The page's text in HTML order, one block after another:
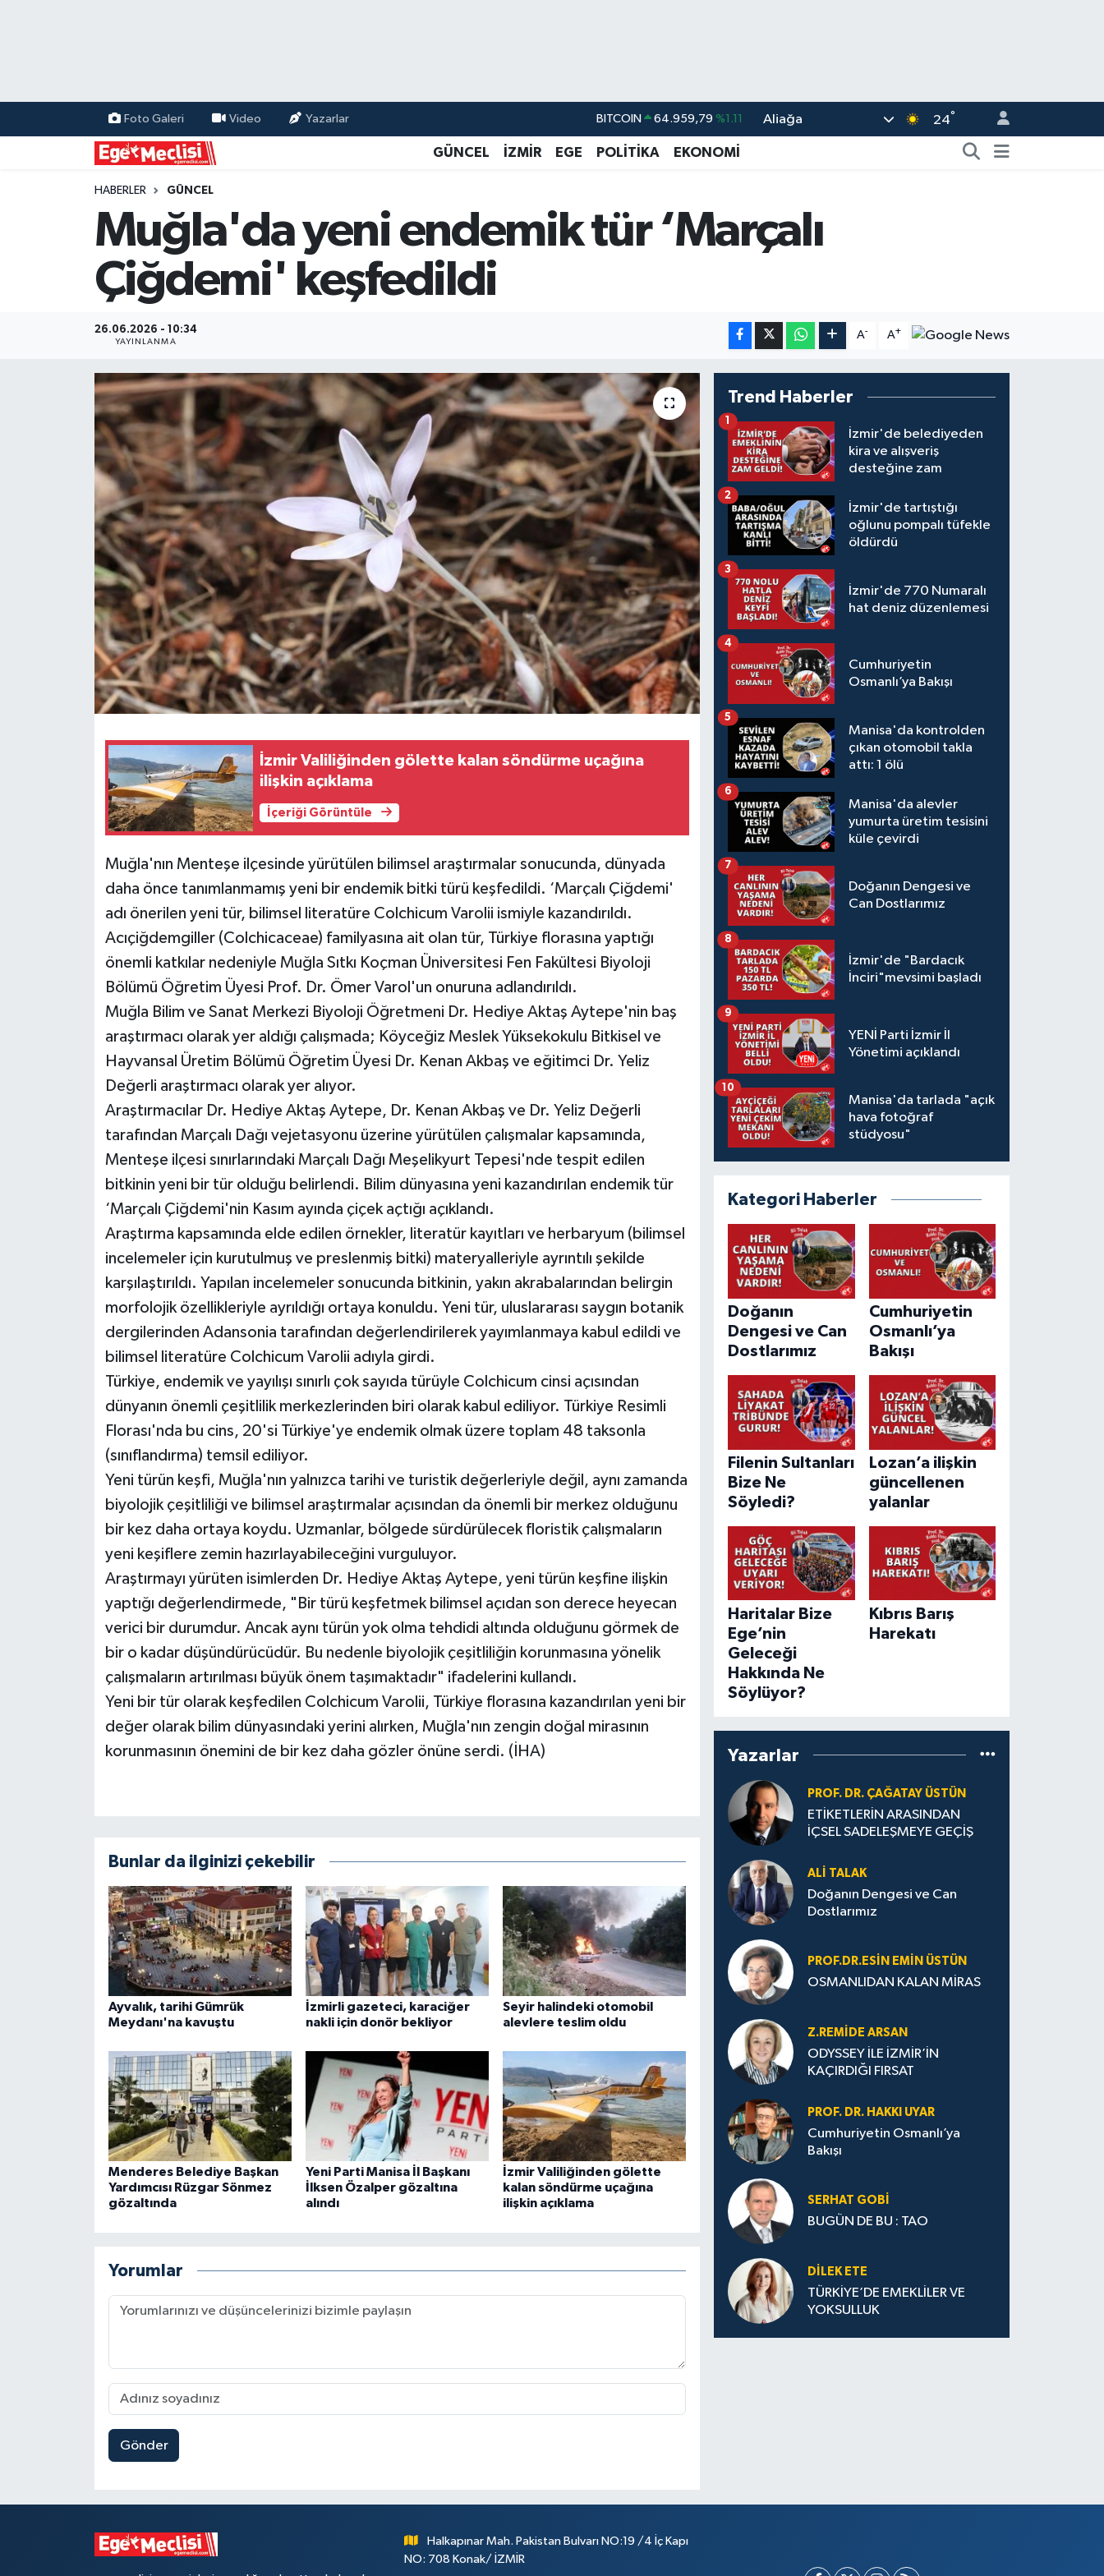
Foto Galeri Video Yazarlar
BITCOIN 64.959,79 %1.11
EURO 55,2510 %0.32
GRAM ALTIN 6660.55 %0.03
BİST100 13.779 %-14
Aliağa 24°
GÜNCEL İZMİR EGE POLİTİKA EKONOMİ
HABERLER GÜNCEL
Muğla'da yeni endemik tür ‘Marçalı
Çiğdemi' keşfedildi
26.06.2026 - 10:34
YAYINLANMA
A- A+
İzmir Valiliğinden gölette kalan söndürme uçağına
ilişkin açıklama
İçeriği Görüntüle
Muğla'nın Menteşe ilçesinde yürütülen bilimsel araştırmalar sonucunda, dünyada
daha önce tanımlanmamış yeni bir endemik bitki türü keşfedildi. ‘Marçalı Çiğdemi'
adı önerilen yeni tür, bilimsel literatüre Colchicum Varolii ismiyle kazandırıldı.
Acıçiğdemgiller (Colchicaceae) familyasına ait olan tür, Türkiye florasına yaptığı
önemli katkılar nedeniyle Muğla Sıtkı Koçman Üniversitesi Fen Fakültesi Biyoloji
Bölümü Öğretim Üyesi Prof. Dr. Ömer Varol'un onuruna adlandırıldı.
Muğla Bilim ve Sanat Merkezi Biyoloji Öğretmeni Dr. Hediye Aktaş Aytepe'nin baş
araştırmacı olarak yer aldığı çalışmada; Köyceğiz Meslek Yüksekokulu Bitkisel ve
Hayvansal Üretim Bölümü Öğretim Üyesi Dr. Kenan Akbaş ve eğitimci Dr. Yeliz
Değerli araştırmacı olarak yer alıyor.
Araştırmacılar Dr. Hediye Aktaş Aytepe, Dr. Kenan Akbaş ve Dr. Yeliz Değerli
tarafından Marçalı Dağı vejetasyonu üzerine yürütülen çalışmalar kapsamında,
Menteşe ilçesi sınırlarındaki Marçalı Dağı Meşelikyurt Tepesi'nde tespit edilen
bitkinin yeni bir tür olduğu belirlendi. Bilim dünyasına yeni kazandırılan endemik tür
‘Marçalı Çiğdemi'nin Kasım ayında çiçek açtığı açıklandı.
Araştırma kapsamında elde edilen örnekler, literatür kayıtları ve herbaryum (bilimsel
incelemeler için kurutulmuş ve preslenmiş bitki) materyalleriyle ayrıntılı şekilde
karşılaştırıldı. Yapılan incelemeler sonucunda bitkinin, yakın akrabalarından belirgin
morfolojik özellikleriyle ayrıldığı ortaya konuldu. Yeni tür, uluslararası saygın botanik
dergilerinden Adansonia tarafından değerlendirilerek yayımlanmaya kabul edildi ve
bilimsel literatüre Colchicum Varolii adıyla girdi.
Türkiye, endemik ve yayılışı sınırlı çok sayıda türüyle Colchicum cinsi açısından
dünyanın önemli çeşitlilik merkezlerinden biri olarak kabul ediliyor. Türkiye Resimli
Florası'nda bu cins, 20'si Türkiye'ye endemik olmak üzere toplam 48 taksonla
(sınıflandırma) temsil ediliyor.
Yeni türün keşfi, Muğla'nın yalnızca tarihi ve turistik değerleriyle değil, aynı zamanda
biyolojik çeşitliliği ve bilimsel araştırmalar açısından da önemli bir merkez olduğunu
bir kez daha ortaya koydu. Uzmanlar, bölgede sürdürülecek floristik çalışmaların
yeni keşiflere zemin hazırlayabileceğini vurguluyor.
Araştırmayı yürüten isimlerden Dr. Hediye Aktaş Aytepe, yeni türün keşfine ilişkin
yaptığı değerlendirmede, "Bir türü keşfetmek bilimsel açıdan son derece heyecan
verici bir durumdur. Ancak aynı türün yok olma tehdidi altında olduğunu görmek de
bir o kadar düşündürücüdür. Bu nedenle biyolojik çeşitliliğin korunmasına yönelik
çalışmaların artırılması büyük önem taşımaktadır" ifadelerini kullandı.
Yeni bir tür olarak keşfedilen Colchicum Varolii, Türkiye florasına kazandırılan yeni bir
değer olarak bilim dünyasındaki yerini alırken, Muğla'nın zengin doğal mirasının
korunmasının önemini de bir kez daha gözler önüne serdi. (İHA)
Bunlar da ilginizi çekebilir
Ayvalık, tarihi Gümrük
Meydanı'na kavuştu
İzmirli gazeteci, karaciğer
nakli için donör bekliyor
Seyir halindeki otomobil
alevlere teslim oldu
Menderes Belediye Başkan
Yardımcısı Rüzgar Sönmez
gözaltında
Yeni Parti Manisa İl Başkanı
İlksen Özalper gözaltına
alındı
İzmir Valiliğinden gölette
kalan söndürme uçağına
ilişkin açıklama
Yorumlar
Gönder
Trend Haberler
İzmir'de belediyeden
kira ve alışveriş
desteğine zam
1
İzmir'de tartıştığı
oğlunu pompalı tüfekle
öldürdü
2
İzmir'de 770 Numaralı
hat deniz düzenlemesi
3
Cumhuriyetin
Osmanlı’ya Bakışı
4
Manisa'da kontrolden
çıkan otomobil takla
attı: 1 ölü
5
Manisa'da alevler
yumurta üretim tesisini
küle çevirdi
6
Doğanın Dengesi ve
Can Dostlarımız
7
İzmir'de "Bardacık
İnciri"mevsimi başladı
8
YENİ Parti İzmir İl
Yönetimi açıklandı
9
Manisa'da tarlada "açık
hava fotoğraf
stüdyosu"
10
Kategori Haberler
Doğanın
Dengesi ve Can
Dostlarımız
Cumhuriyetin
Osmanlı’ya
Bakışı
Filenin Sultanları
Bize Ne
Söyledi?
Lozan’a ilişkin
güncellenen
yalanlar
Haritalar Bize
Ege’nin
Geleceği
Hakkında Ne
Söylüyor?
Kıbrıs Barış
Harekatı
Yazarlar
PROF. DR. ÇAĞATAY ÜSTÜN
ETİKETLERİN ARASINDAN
İÇSEL SADELEŞMEYE GEÇİŞ
ALI TALAK
Doğanın Dengesi ve Can
Dostlarımız
PROF.DR.ESIN EMIN ÜSTÜN
OSMANLIDAN KALAN MİRAS
Z.REMIDE ARSAN
ODYSSEY İLE İZMİR’İN
KAÇIRDIĞI FIRSAT
PROF. DR. HAKKI UYAR
Cumhuriyetin Osmanlı’ya
Bakışı
SERHAT GOBİ
BUGÜN DE BU : TAO
DILEK ETE
TÜRKİYE’DE EMEKLİLER VE
YOKSULLUK
Halkapınar Mah. Pakistan Bulvarı NO:19 /4 İç Kapı
NO: 708 Konak/ İZMİR
EKONOMİ
GÜNCEL
ÖZEL HABER
POLİTİKA